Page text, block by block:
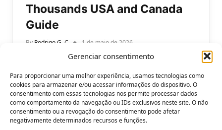
Gerenciar consentimento
Para proporcionar uma melhor experiência, usamos tecnologias como
cookies para armazenar e/ou acessar informações do dispositivo. O
consentimento com essas tecnologias nos permite processar dados
como comportamento da navegação ou IDs exclusivos neste site. O não
consentimento ou a revogação do consentimento pode afetar
negativamente determinados recursos e funções.
Thousands USA and Canada
Guide
By Rodrigo G. C 1 de maio de 2026
Your credit score in the USA and Canada… Millions
of Americans and Canadians are paying hundreds
of dollars extra every…